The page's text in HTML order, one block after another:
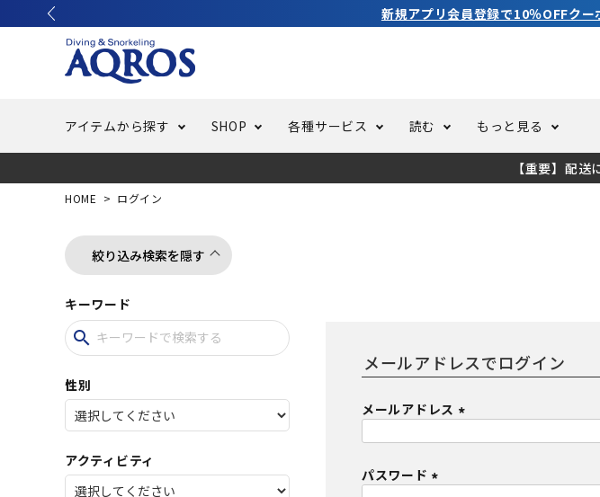
新規アプリ会員登録で10％OFFク
アイテムから探す
ラッシュガード・水着・マリンウェア
フリースタイルダイビング
バッグ・ケース
スイミング
SALE 店舗限定商品
SHOP
池袋店／IKEBUKURO
各種サービス
バッテリー交換
読む
ニュース
でしか
もっと見る
ご利用ガイド
LINE ID連携でお買い物が便利に
求人
【重要】配送
HOME ログイン
絞り込み検索を隠す
キーワード
search
性別
アクティビティ
メールアドレス
パスワード